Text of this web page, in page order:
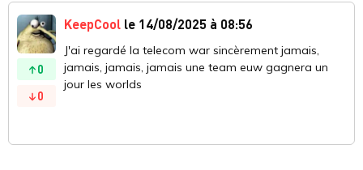
0
0
KeepCool le 14/08/2025 à 08:56
J'ai regardé la telecom war sincèrement jamais,
jamais, jamais, jamais une team euw gagnera un
jour les worlds